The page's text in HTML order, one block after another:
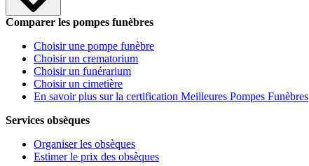
Comparer les pompes funèbres
Choisir une pompe funèbre
Choisir un crematorium
Choisir un funérarium
Choisir un cimetière
En savoir plus sur la certification Meilleures Pompes Funèbres
Services obsèques
Organiser les obsèques
Estimer le prix des obsèques